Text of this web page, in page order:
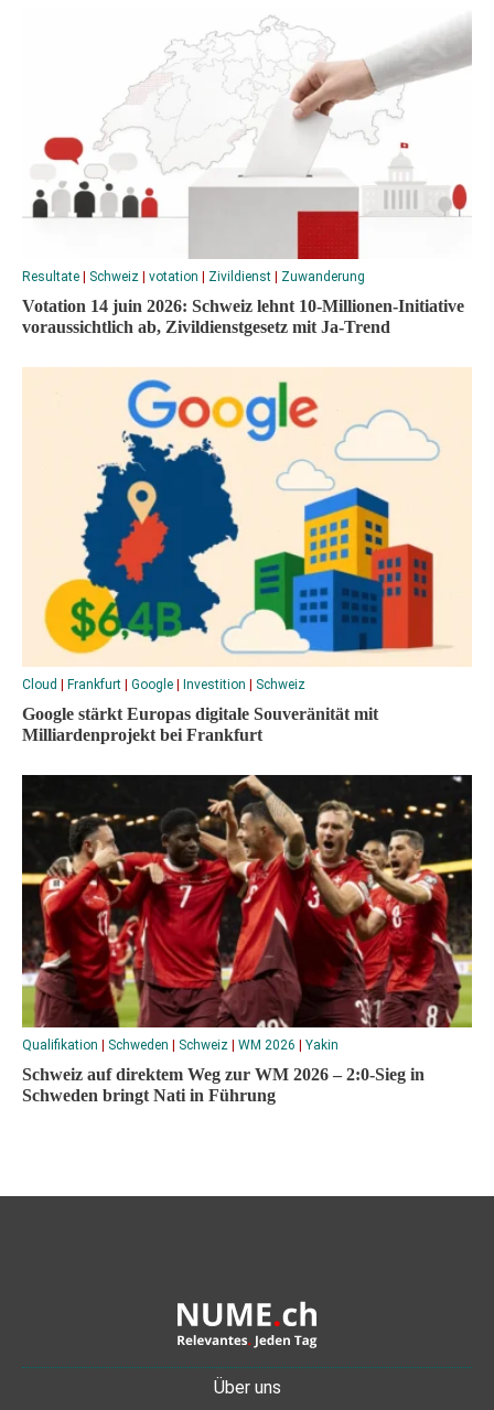
Resultate Schweiz votation Zivildienst Zuwanderung
Votation 14 juin 2026: Schweiz lehnt 10-Millionen-Initiative
voraussichtlich ab, Zivildienstgesetz mit Ja-Trend
Cloud Frankfurt Google Investition Schweiz
Google stärkt Europas digitale Souveränität mit
Milliardenprojekt bei Frankfurt
Qualifikation Schweden Schweiz WM 2026 Yakin
Schweiz auf direktem Weg zur WM 2026 – 2:0-Sieg in
Schweden bringt Nati in Führung
Über uns